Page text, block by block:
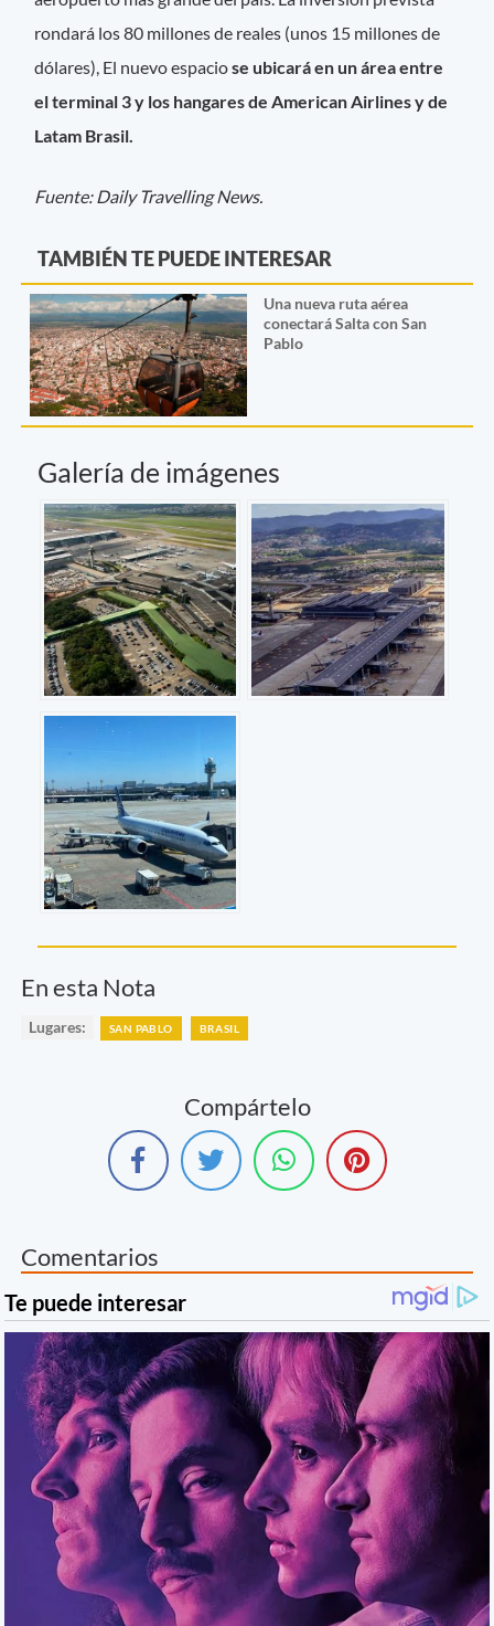
rondará los 80 millones de reales (unos 15 millones de
dólares), El nuevo espaciose ubicará en un área entre
el terminal 3 y los hangares de American Airlines y de
Latam Brasil.
Fuente: Daily Travelling News.
TAMBIÉN TE PUEDE INTERESAR
Una nueva ruta aérea
conectará Salta con San
Pablo
Galería de imágenes
En esta Nota
Lugares: SAN PABLO BRASIL
Compártelo
Comentarios